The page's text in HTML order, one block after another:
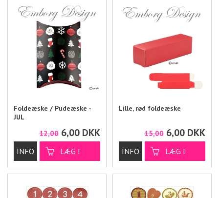
Foldeæske / Pudeæske -
JUL
12,00 6,00 DKK
Lille, rød foldeæske
15,00 6,00 DKK